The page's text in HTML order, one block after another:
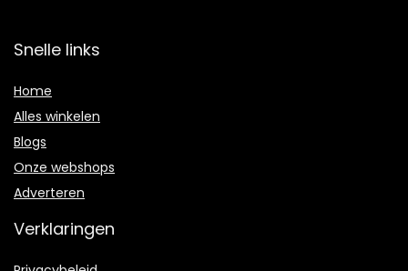
Snelle links
Home
Alles winkelen
Blogs
Onze webshops
Adverteren
Verklaringen